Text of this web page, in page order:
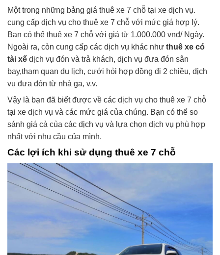
Một trong những bảng giá thuê xe 7 chỗ tại xe dịch vụ.
cung cấp dịch vụ cho thuê xe 7 chỗ với mức giá hợp lý.
Bạn có thể thuê xe 7 chỗ với giá từ 1.000.000 vnđ/ Ngày.
Ngoài ra, còn cung cấp các dịch vụ khác như thuê xe có
tài xế dịch vụ đón và trả khách, dịch vụ đưa đón sân
bay,tham quan du lịch, cưới hỏi hợp đồng đi 2 chiều, dịch
vụ đưa đón từ nhà ga, v.v.
Vậy là bạn đã biết được về các dịch vụ cho thuê xe 7 chỗ
tại xe dịch vụ và các mức giá của chúng. Bạn có thể so
sánh giá cả của các dịch vụ và lựa chọn dịch vụ phù hợp
nhất với nhu cầu của mình.
Các lợi ích khi sử dụng thuê xe 7 chỗ